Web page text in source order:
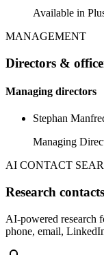
Available in
MANAGEMENT
Directors &
Managing directors
Stephan
Managing
AI CONTACT
Research contacts
AI-powered research
phone, email,